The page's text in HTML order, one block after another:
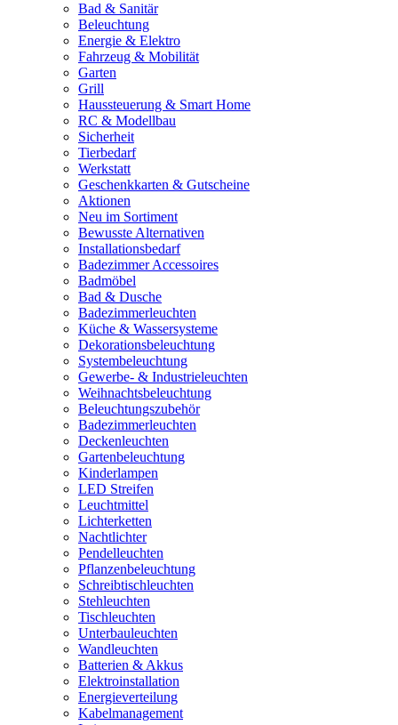
Bad & Sanitär
Beleuchtung
Energie & Elektro
Fahrzeug & Mobilität
Garten
Grill
Haussteuerung & Smart Home
RC & Modellbau
Sicherheit
Tierbedarf
Werkstatt
Geschenkkarten & Gutscheine
Aktionen
Neu im Sortiment
Bewusste Alternativen
Installationsbedarf
Badezimmer Accessoires
Badmöbel
Bad & Dusche
Badezimmerleuchten
Küche & Wassersysteme
Dekorationsbeleuchtung
Systembeleuchtung
Gewerbe- & Industrieleuchten
Weihnachtsbeleuchtung
Beleuchtungszubehör
Badezimmerleuchten
Deckenleuchten
Gartenbeleuchtung
Kinderlampen
LED Streifen
Leuchtmittel
Lichterketten
Nachtlichter
Pendelleuchten
Pflanzenbeleuchtung
Schreibtischleuchten
Stehleuchten
Tischleuchten
Unterbauleuchten
Wandleuchten
Batterien & Akkus
Elektroinstallation
Energieverteilung
Kabelmanagement